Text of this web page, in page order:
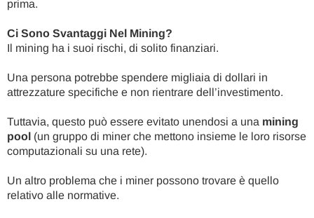
prima.
Ci Sono Svantaggi Nel Mining?
Il mining ha i suoi rischi, di solito finanziari.
Una persona potrebbe spendere migliaia di dollari in
attrezzature specifiche e non rientrare dell’investimento.
Tuttavia, questo può essere evitato unendosi a una mining
pool (un gruppo di miner che mettono insieme le loro risorse
computazionali su una rete).
Un altro problema che i miner possono trovare è quello
relativo alle normative.